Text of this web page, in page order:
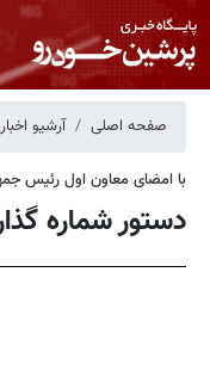
صفحه اصلی آرشیو اخبار
با امضای معاون اول رئیس
دستور شماره